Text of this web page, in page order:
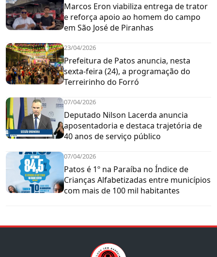
Marcos Eron viabiliza entrega de trator
e reforça apoio ao homem do campo
em São José de Piranhas
23/04/2026
Prefeitura de Patos anuncia, nesta
sexta-feira (24), a programação do
Terreirinho do Forró
07/04/2026
Deputado Nilson Lacerda anuncia
aposentadoria e destaca trajetória de
40 anos de serviço público
07/04/2026
Patos é 1º na Paraíba no Índice de
Crianças Alfabetizadas entre municípios
com mais de 100 mil habitantes